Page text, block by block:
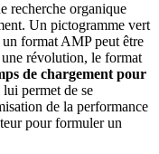
recherche organique
Un pictogramme vert
format AMP peut être
une révolution, le format
de chargement pour
permet de se
de la performance
pour formuler un